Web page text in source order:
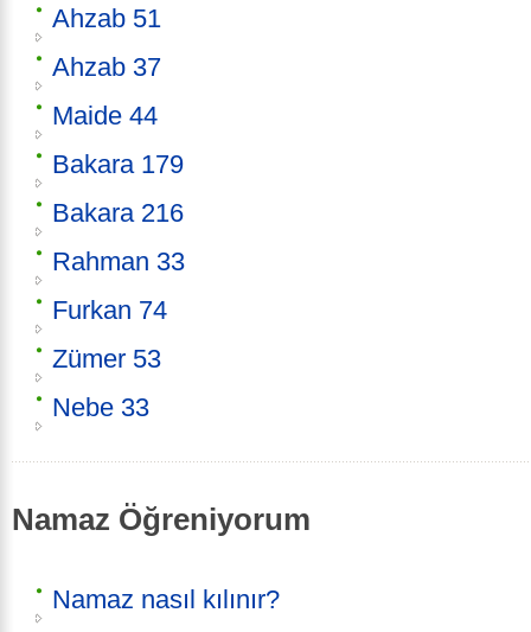
Ahzab 51
Ahzab 37
Maide 44
Bakara 179
Bakara 216
Rahman 33
Furkan 74
Zümer 53
Nebe 33
Namaz Öğreniyorum
Namaz nasıl kılınır?